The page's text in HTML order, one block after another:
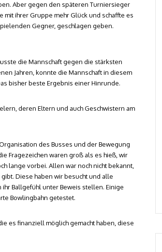
Aber gegen den späteren Turniersieger
mit ihrer Gruppe mehr Glück und schaffte es
Gegner, geschlagen geben.
die Mannschaft gegen die stärksten
Jahren, konnte die Mannschaft in diesem
bisher beste Ergebnis einer Hinrunde.
deren Eltern und auch Geschwistern am
des Busses und der Bewegung
Fragezeichen waren groß als es hieß, wir
lange vorbei. Allen war noch nicht bekannt,
Diese haben wir besucht und alle
Ballgefühl unter Beweis stellen. Einige
Bowlingbahn getestet.
es finanziell möglich gemacht haben, diese